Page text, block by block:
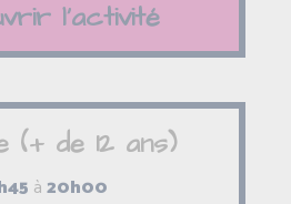
l'activité
(+ de 12 ans)
à20h00